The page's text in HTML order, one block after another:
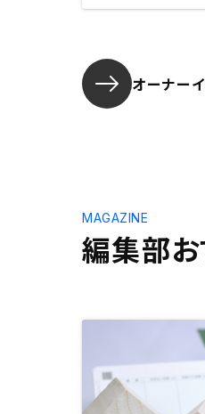
オーナー
編集部
MAGAZINE